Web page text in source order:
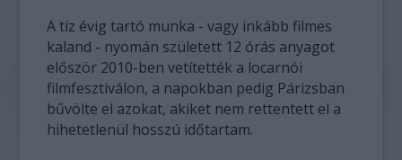
A tíz évig tartó munka - vagy inkább filmes
kaland - nyomán született 12 órás anyagot
először 2010-ben vetítették a locarnói
filmfesztiválon, a napokban pedig Párizsban
bűvölte el azokat, akiket nem rettentett el a
hihetetlenül hosszú időtartam.